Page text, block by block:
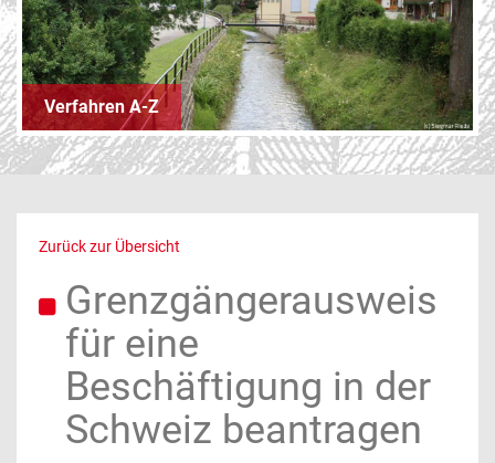
Verfahren A-Z
Zurück zur Übersicht
Grenzgängerausweis
für eine
Beschäftigung in der
Schweiz beantragen